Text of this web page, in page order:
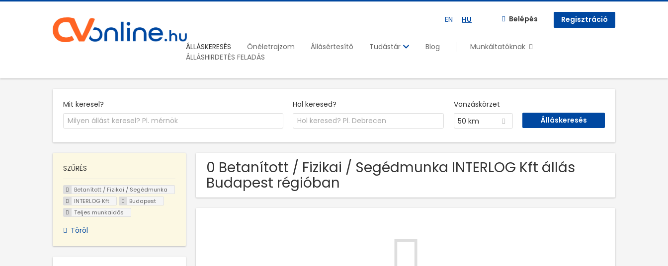
EN HU Belépés Regisztráció
ÁLLÁSKERESÉS Önéletrajzom Állásértesítő Tudástár Blog
Munkáltatóknak
ÁLLÁSHIRDETÉS FELADÁS
Mit keresel? Hol keresed?
Vonzáskörzet
50 km
0 Betanított / Fizikai / Segédmunka INTERLOG Kft állás
Budapest régióban
SZŰRÉS
Betanított / Fizikai / Segédmunka
INTERLOG Kft
Budapest
Teljes munkaidős
Töröl